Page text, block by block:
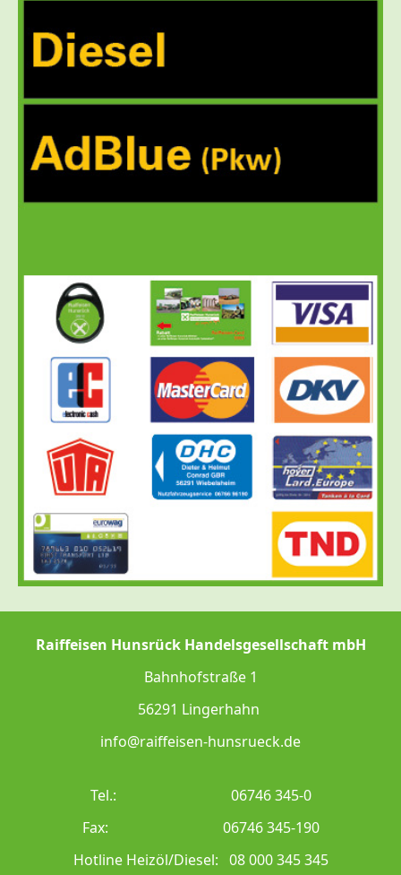
Raiffeisen Hunsrück Handelsgesellschaft mbH
Bahnhofstraße 1
56291 Lingerhahn
info@raiffeisen-hunsrueck.de
Tel.: 06746 345-0
Fax: 06746 345-190
Hotline Heizöl/Diesel: 08 000 345 345